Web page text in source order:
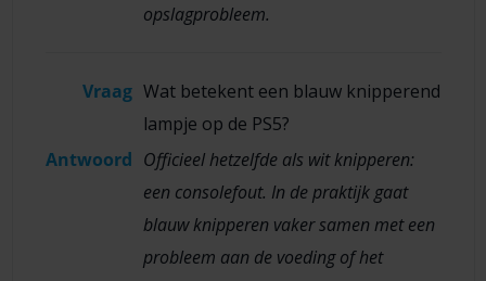
opslagprobleem.
Vraag Wat betekent een blauw knipperend
lampje op de PS5?
Antwoord Officieel hetzelfde als wit knipperen:
een consolefout. In de praktijk gaat
blauw knipperen vaker samen met een
probleem aan de voeding of het